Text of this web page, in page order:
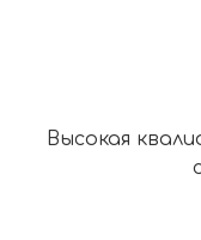
Высокая